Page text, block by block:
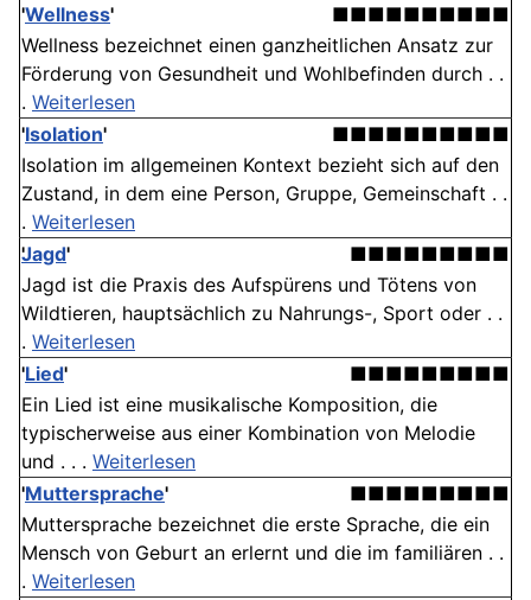
'Wellness'
■■■■■■■■■■
Wellness bezeichnet einen ganzheitlichen Ansatz zur
Förderung von Gesundheit und Wohlbefinden durch . .
. Weiterlesen
'Isolation'
■■■■■■■■■■
Isolation im allgemeinen Kontext bezieht sich auf den
Zustand, in dem eine Person, Gruppe, Gemeinschaft . .
. Weiterlesen
Jagd'
■■■■■■■■■
Jagd ist die Praxis des Aufspürens und Tötens von
Wildtieren, hauptsächlich zu Nahrungs-, Sport oder . .
. Weiterlesen
'Lied'
■■■■■■■■■
Ein Lied ist eine musikalische Komposition, die
typischerweise aus einer Kombination von Melodie
und . . . Weiterlesen
'Muttersprache'
■■■■■■■■■
Muttersprache bezeichnet die erste Sprache, die ein
Mensch von Geburt an erlernt und die im familiären . .
. Weiterlesen